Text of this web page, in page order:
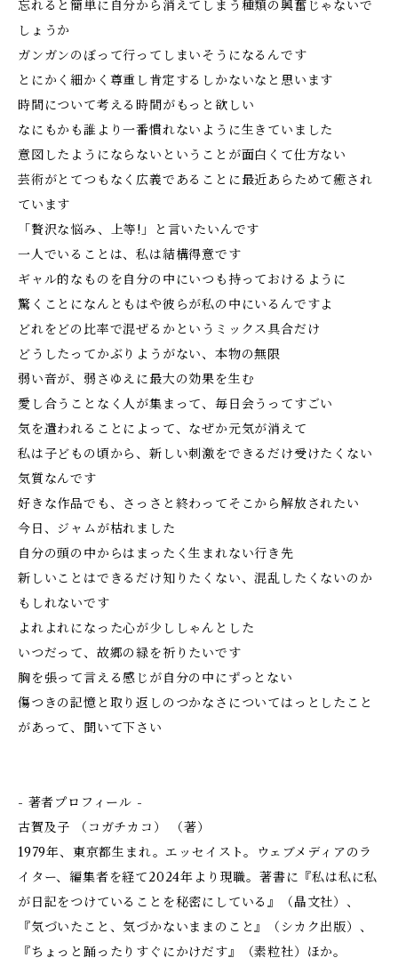
忘れると簡単に自分から消えてしまう種類の興奮じゃないで
しょうか
ガンガンのぼって行ってしまいそうになるんです
とにかく細かく尊重し肯定するしかないなと思います
時間について考える時間がもっと欲しい
なにもかも誰より一番慣れないように生きていました
意図したようにならないということが面白くて仕方ない
芸術がとてつもなく広義であることに最近あらためて癒され
ています
「贅沢な悩み、上等!」と言いたいんです
一人でいることは、私は結構得意です
ギャル的なものを自分の中にいつも持っておけるように
驚くことになんともはや彼らが私の中にいるんですよ
どれをどの比率で混ぜるかというミックス具合だけ
どうしたってかぶりようがない、本物の無限
弱い音が、弱さゆえに最大の効果を生む
愛し合うことなく人が集まって、毎日会うってすごい
気を遣われることによって、なぜか元気が消えて
私は子どもの頃から、新しい刺激をできるだけ受けたくない
気質なんです
好きな作品でも、さっさと終わってそこから解放されたい
今日、ジャムが枯れました
自分の頭の中からはまったく生まれない行き先
新しいことはできるだけ知りたくない、混乱したくないのか
もしれないです
よれよれになった心が少ししゃんとした
いつだって、故郷の緑を祈りたいです
胸を張って言える感じが自分の中にずっとない
傷つきの記憶と取り返しのつかなさについてはっとしたこと
があって、聞いて下さい
- 著者プロフィール -
古賀及子 （コガチカコ） （著）
1979年、東京都生まれ。エッセイスト。ウェブメディアのラ
イター、編集者を経て2024年より現職。著書に『私は私に私
が日記をつけていることを秘密にしている』（晶文社）、
『気づいたこと、気づかないままのこと』（シカク出版）、
『ちょっと踊ったりすぐにかけだす』（素粒社）ほか。